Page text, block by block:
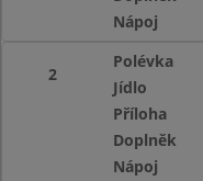
Nápoj
2
Polévka
Jídlo
Příloha
Doplněk
Nápoj